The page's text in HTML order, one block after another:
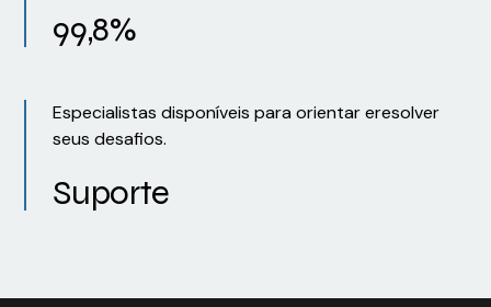
99,8%
Especialistas disponíveis para orientar eresolver
seus desafios.
Suporte